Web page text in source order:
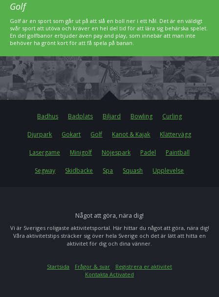
Golf
Golf är en sport som går ut på att slå en boll ner i ett hål. Det är en väldigt
svår sport att utöva och kräver en hel del tid för att lära sig behärska spelet.
En del golfbanor erbjuder även pay and play, som innebär att man inte
behöver ha grönt kort för att få spela på banan.
Badhus Badplats Biljard Bowling Curling
Djurpark Gokart Golf Kanot & Kajak Klättervägg
Lasergame Minigolf Nöjespark Padel Paintball
Segway Skidbacke Spa Squash Upplevelse
Något att göra, nära dig!
Vi är Sveriges roligaste aktivitetsportal. Här hittar du något att göra, nära dig!
Våra aktivitetstips sträcker sig över hela Sverige och det är lätt att hitta en
aktivitet för dig och dina vänner.
Startsida Frågor & svar
Registrera er aktivitet
Kontakta Activated